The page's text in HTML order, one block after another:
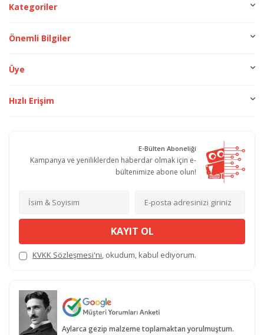
Kategoriler
Önemli Bilgiler
Üye
Hızlı Erişim
E-Bülten Aboneliği
Kampanya ve yeniliklerden haberdar olmak için e-
bültenimize abone olun!
KAYIT OL
KVKK Sözleşmesi'ni, okudum, kabul ediyorum.
Aylarca gezip malzeme toplamaktan yorulmuştum.